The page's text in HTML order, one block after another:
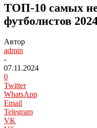
ТОП-10 самых
футболистов
Автор
admin
-
07.11.2024
0
Twitter
WhatsApp
Email
Telegram
VK